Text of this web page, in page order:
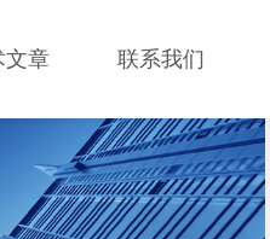
文章 联系我们